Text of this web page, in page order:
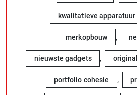
kwalitatieve apparatuur
merkopbouw ,
nieuwste gadgets ,
portfolio cohesie ,